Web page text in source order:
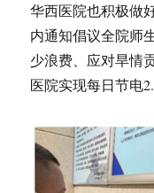
华西医院也积极做
内通知倡议全院师
少浪费、应对旱情
医院实现每日节电